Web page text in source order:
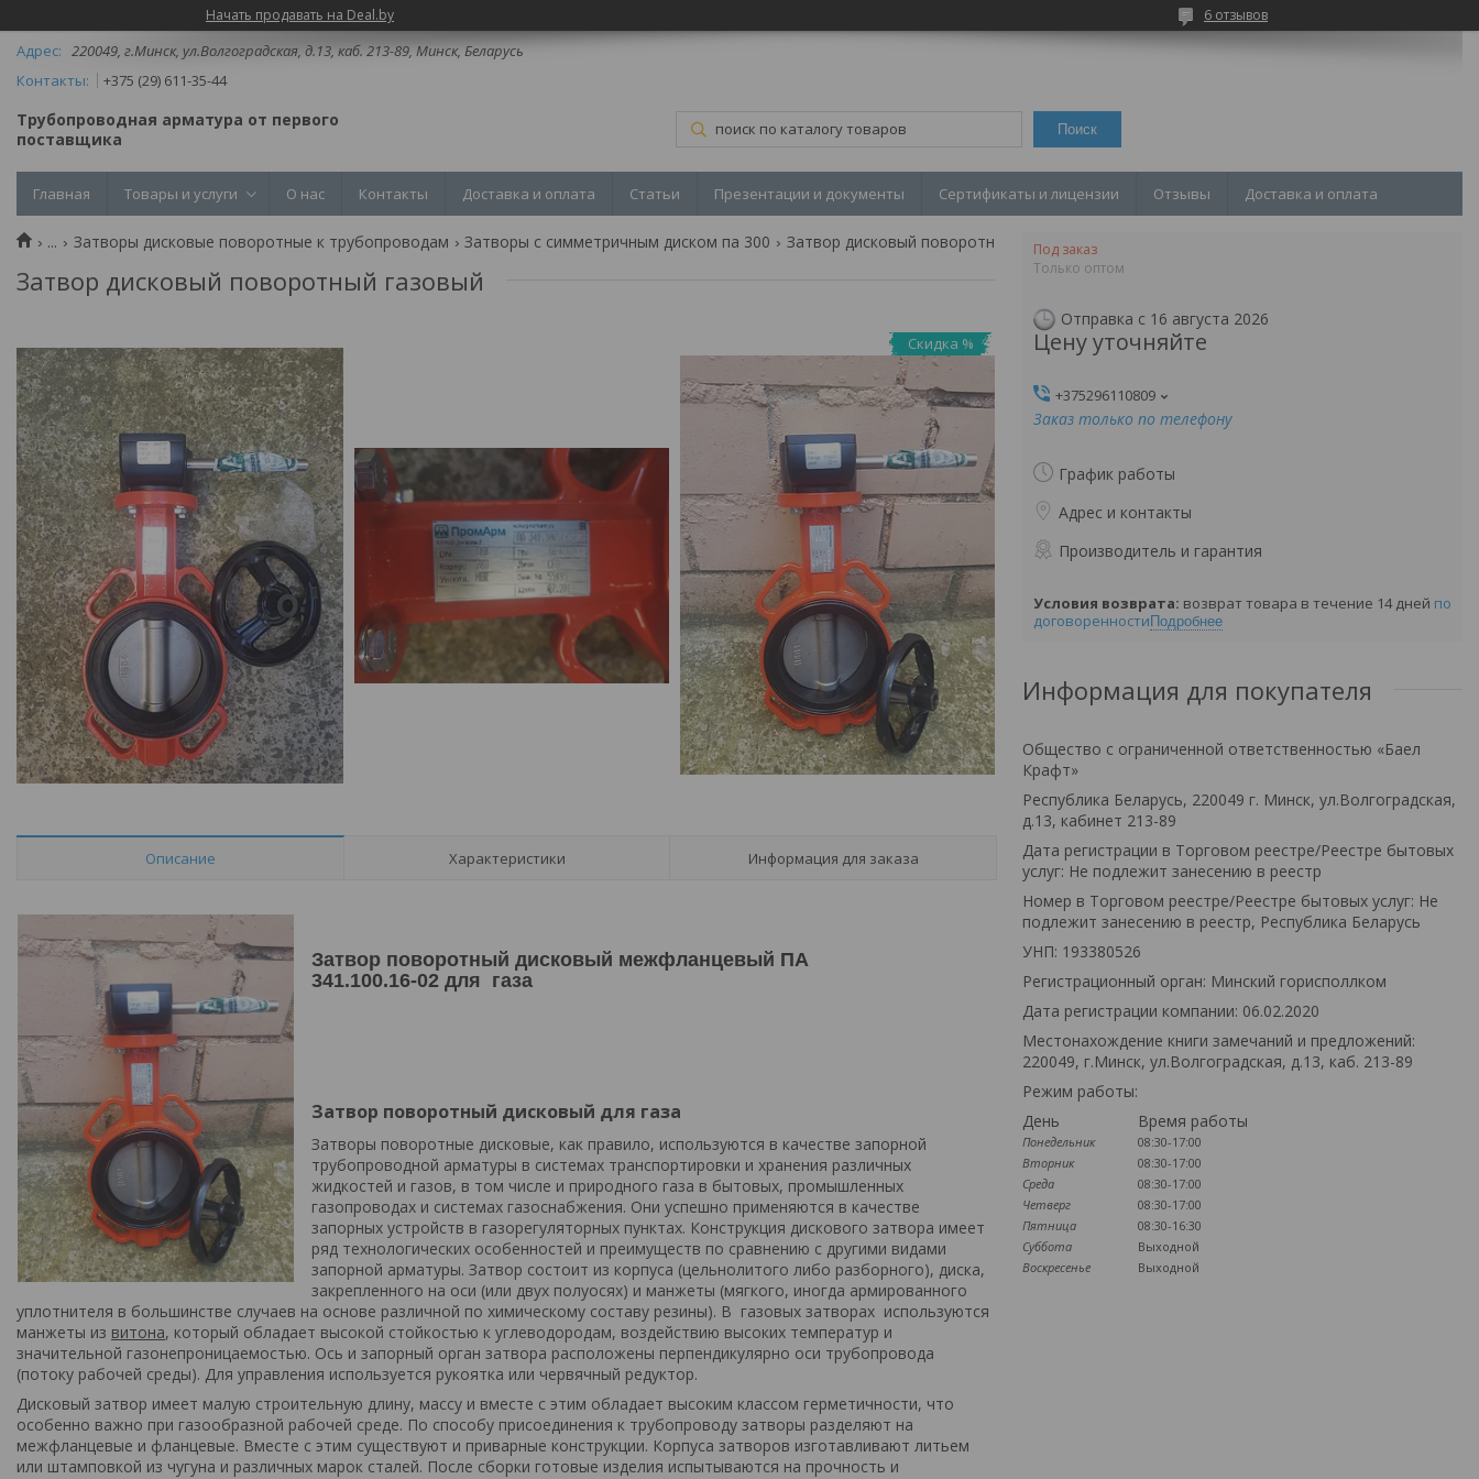
Начать продавать на Deal.by 6 отзывов
220049, г.Минск, ул.Волгоградская, д.13, каб. 213-89, Минск, Беларусь
+375 (29) 611-35-44
Трубопроводная арматура от первого
поставщика
Поиск
Главная Товары и услуги О нас Контакты Доставка и оплата Статьи Презентации и документы Сертификаты и лицензии Отзывы Доставка и оплата
... Затворы дисковые поворотные к трубопроводам Затворы с симметричным диском па 300
Затвор дисковый поворотный газовый
Скидка %
Описание Характеристики Информация для заказа
Затвор поворотный дисковый межфланцевый ПА
341.100.16-02 для газа
Затвор поворотный дисковый для газа
Затворы поворотные дисковые, как правило, используются в качестве запорной
трубопроводной арматуры в системах транспортировки и хранения различных
жидкостей и газов, в том числе и природного газа в бытовых, промышленных
газопроводах и системах газоснабжения. Они успешно применяются в качестве
запорных устройств в газорегуляторных пунктах. Конструкция дискового затвора имеет
ряд технологических особенностей и преимуществ по сравнению с другими видами
запорной арматуры. Затвор состоит из корпуса (цельнолитого либо разборного), диска,
закрепленного на оси (или двух полуосях) и манжеты (мягкого, иногда армированного
уплотнителя в большинстве случаев на основе различной по химическому составу резины). В газовых затворах используются
манжеты из витона, который обладает высокой стойкостью к углеводородам, воздействию высоких температур и
значительной газонепроницаемостью. Ось и запорный орган затвора расположены перпендикулярно оси трубопровода
(потоку рабочей среды). Для управления используется рукоятка или червячный редуктор.
Дисковый затвор имеет малую строительную длину, массу и вместе с этим обладает высоким классом герметичности, что
особенно важно при газообразной рабочей среде. По способу присоединения к трубопроводу затворы разделяют на
межфланцевые и фланцевые. Вместе с этим существуют и приварные конструкции. Корпуса затворов изготавливают литьем
или штамповкой из чугуна и различных марок сталей. После сборки готовые изделия испытываются на прочность и
Под заказ
Только оптом
Отправка с 16 августа 2026
Цену уточняйте
+375296110809
Заказ только по телефону
График работы
Адрес и контакты
Производитель и гарантия
возврат товара в течение 14 дней по
договоренности Подробнее
Информация для покупателя
Общество с ограниченной ответственностью «Баел
Крафт»
Республика Беларусь, 220049 г. Минск, ул.Волгоградская,
д.13, кабинет 213-89
Дата регистрации в Торговом реестре/Реестре бытовых
услуг: Не подлежит занесению в реестр
Номер в Торговом реестре/Реестре бытовых услуг: Не
подлежит занесению в реестр, Республика Беларусь
УНП: 193380526
Регистрационный орган: Минский горисполлком
Дата регистрации компании: 06.02.2020
Местонахождение книги замечаний и предложений:
220049, г.Минск, ул.Волгоградская, д.13, каб. 213-89
Режим работы:
День
Время работы
Понедельник
08:30-17:00
Вторник
08:30-17:00
Среда
08:30-17:00
Четверг
08:30-17:00
Пятница
08:30-16:30
Суббота
Выходной
Воскресенье
Выходной